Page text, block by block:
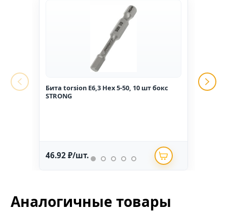
Бита torsion E6,3 Hex 5-50, 10 шт бокс
STRONG
46.92 ₽/шт.
Аналогичные товары